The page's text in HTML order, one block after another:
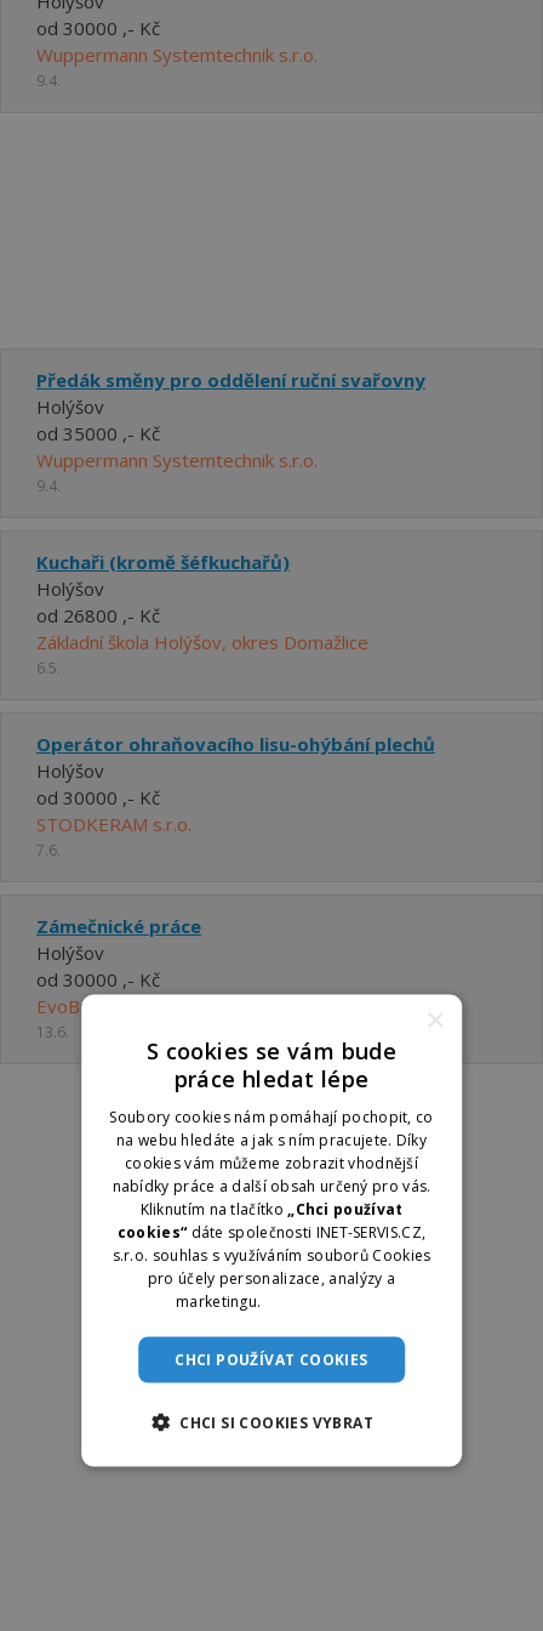
od 30000 ,- Kč
Wuppermann Systemtechnik s.r.o.
9.4.
Předák směny pro oddělení ruční svařovny
Holýšov
od 35000 ,- Kč
Wuppermann Systemtechnik s.r.o.
9.4.
Kuchaři (kromě šéfkuchařů)
Holýšov
od 26800 ,- Kč
Základní škola Holýšov, okres Domažlice
6.5.
Operátor ohraňovacího lisu-ohýbání plechů
Holýšov
od 30000 ,- Kč
STODKERAM s.r.o.
7.6.
Zámečnické práce
Holýšov
od 30000 ,- Kč
EvoBus Česká republika s.r.o.
13.6. ×
S cookies se vám bude
práce hledat lépe
Soubory cookies nám pomáhají pochopit, co
na webu hledáte a jak s ním pracujete. Díky
cookies vám můžeme zobrazit vhodnější
nabídky práce a další obsah určený pro vás.
Kliknutím na tlačítko
„Chci používat
cookies“ dáte společnosti INET-SERVIS.CZ,
s.r.o. souhlas s využíváním souborů Cookies
pro účely personalizace, analýzy a
marketingu.
CHCI POUŽÍVAT COOKIES
CHCI SI COOKIES VYBRAT